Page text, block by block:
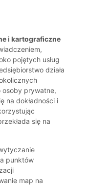
i kartograficzne
pojętych usług
działa
osoby prywatne,
na dokładności i
się na
punktów
map na